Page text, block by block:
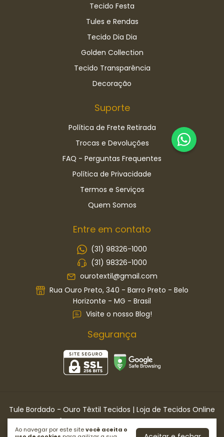
Ao navegar por este sitevocê aceita o
Tecido Festa
Tules e Rendas
Tecido Dia Dia
Golden Collection
Tecido Transparência
Decoração
Suporte
Política de Frete Retirada
Trocas e Devoluções
FAQ - Perguntas Frequentes
Política de Privacidade
Termos e Serviços
Quem Somos
Entre em contato
(31) 98326-1000
(31) 98326-1000
ourotextil@gmail.com
Rua Ouro Preto, 340 - Barro Preto - Belo
Horizonte - MG - Brasil
Visite o nosso Blog!
Segurança
Tule Bordado - Ouro Têxtil Tecidos | Loja de Tecidos Online
©2026. OURO TÊXTIL TECIDOS LTDA . Todos os direitos reservados.